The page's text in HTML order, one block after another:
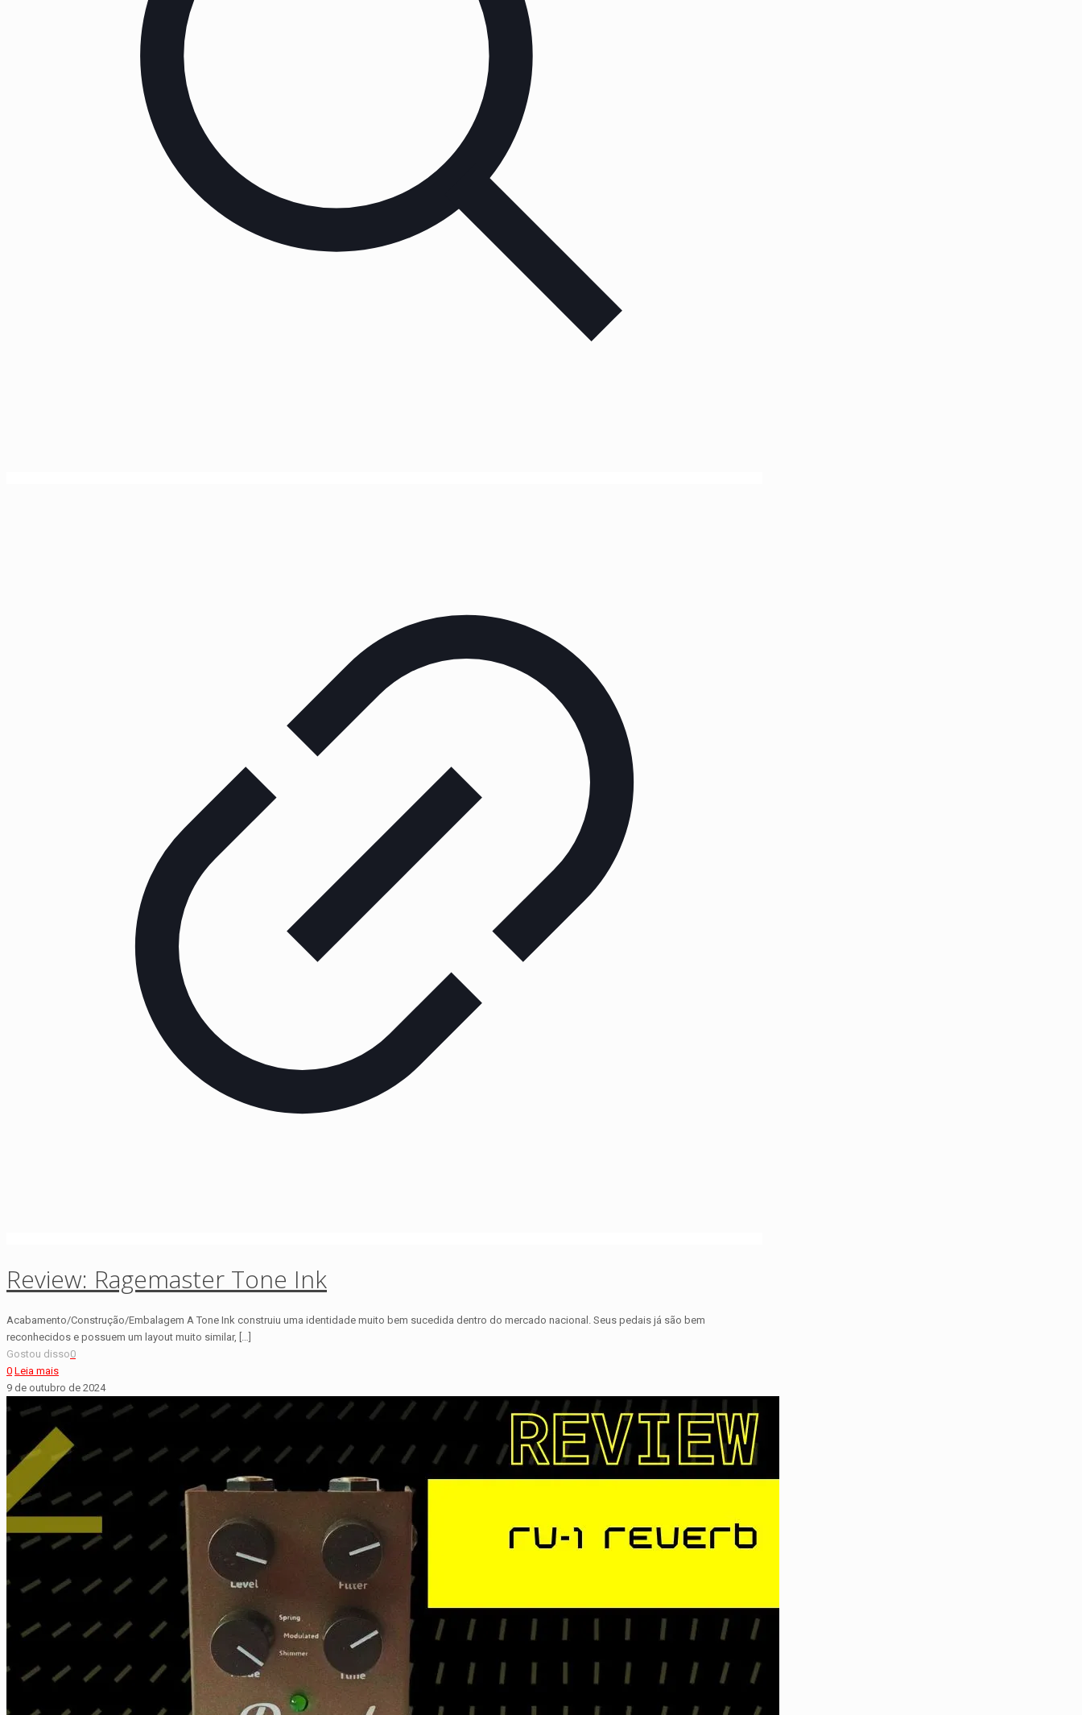
Review: Ragemaster Tone Ink
Acabamento/Construção/Embalagem A Tone Ink construiu uma identidade muito bem sucedida dentro do mercado nacional. Seus pedais já são bem
reconhecidos e possuem um layout muito similar, […]
Gostou disso0
0 Leia mais
9 de outubro de 2024